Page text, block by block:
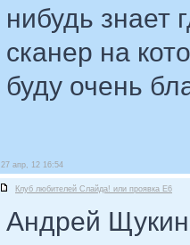
нибудь знает
сканер на
буду очень
27 апр, 12 16:54
Клуб любителей Слайда! или проявка E6
Андрей